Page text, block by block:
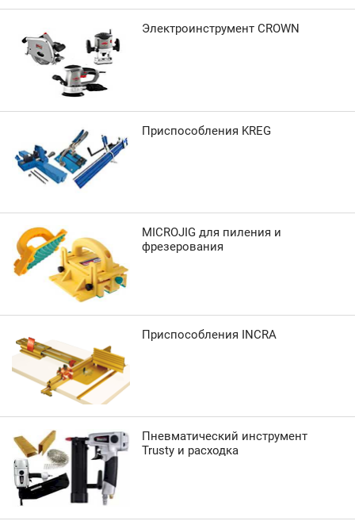
Электроинструмент CROWN
Приспособления KREG
MICROJIG для пиления и
фрезерования
Приспособления INCRA
Пневматический инструмент
Trusty и расходка